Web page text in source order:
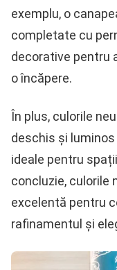
exemplu, o
completate cu
decorative pentru
o încăpere.
În plus, culorile
deschis și
ideale pentru
concluzie, culorile
excelentă pentru
rafinamentul și